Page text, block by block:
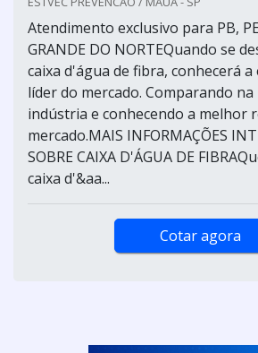
Atendimento exclusivo para PB,
GRANDE DO NORTEQuando se
caixa d'água de fibra, conhecerá a
líder do mercado. Comparando
indústria e conhecendo a melhor
mercado.MAIS INFORMAÇÕES
SOBRE CAIXA D'ÁGUA DE
caixa d'&aa...
Cotar agora